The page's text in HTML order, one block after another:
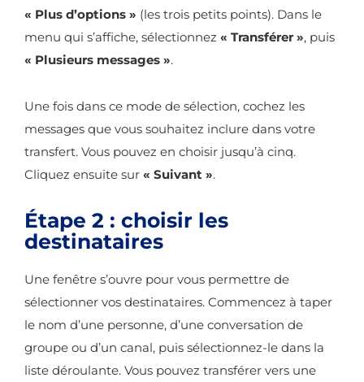
« Plus d’options » (les trois petits points). Dans le
menu qui s’affiche, sélectionnez « Transférer », puis
« Plusieurs messages ».
Une fois dans ce mode de sélection, cochez les
messages que vous souhaitez inclure dans votre
transfert. Vous pouvez en choisir jusqu’à cinq.
Cliquez ensuite sur « Suivant ».
Étape 2 : choisir les
destinataires
Une fenêtre s’ouvre pour vous permettre de
sélectionner vos destinataires. Commencez à taper
le nom d’une personne, d’une conversation de
groupe ou d’un canal, puis sélectionnez-le dans la
liste déroulante. Vous pouvez transférer vers une